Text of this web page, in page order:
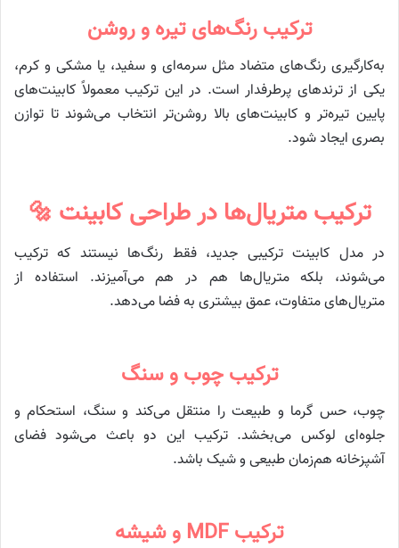
ترکیب رنگ‌های تیره و روشن
به‌کارگیری رنگ‌های متضاد مثل سرمه‌ای و سفید، یا مشکی و کرم،
یکی از ترندهای پرطرفدار است. در این ترکیب معمولاً کابینت‌های
پایین تیره‌تر و کابینت‌های بالا روشن‌تر انتخاب می‌شوند تا توازن
بصری ایجاد شود.
ترکیب متریال‌ها در طراحی کابینت 🔩
در مدل کابینت ترکیبی جدید، فقط رنگ‌ها نیستند که ترکیب
می‌شوند، بلکه متریال‌ها هم در هم می‌آمیزند. استفاده از
متریال‌های متفاوت، عمق بیشتری به فضا می‌دهد.
ترکیب چوب و سنگ
چوب، حس گرما و طبیعت را منتقل می‌کند و سنگ، استحکام و
جلوه‌ای لوکس می‌بخشد. ترکیب این دو باعث می‌شود فضای
آشپزخانه هم‌زمان طبیعی و شیک باشد.
ترکیب MDF و شیشه